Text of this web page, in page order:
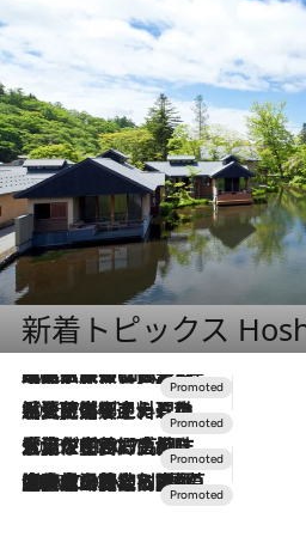
新着トピックス
2026.7.31
【ホテル帰省】という選択肢をOMOが提案。家族とほどよい距離を保つには「昼は実家、夜は気兼ねなくホテルで！」
2026.7.24
【夏限定ディナーコース】旬を迎える稚鮎や花ズッキーニなどをイタリア・トスカーナの郷土料理の手法で満喫！
2026.7.17
「土佐和ハーブかき氷」がOMO7高知に登場！生姜、山椒、大葉など目にも舌にも涼を呼ぶ郷土の味
2026.7.10
NEW OPEN！【界 草津】名湯の地に誕生。趣の異なる2種の温泉と上州ならではの会席・蕎麦割烹など美食を味わう究極の癒やし旅